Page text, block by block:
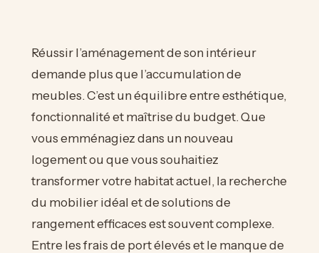
Réussir l’aménagement de son intérieur
demande plus que l’accumulation de
meubles. C’est un équilibre entre esthétique,
fonctionnalité et maîtrise du budget. Que
vous emménagiez dans un nouveau
logement ou que vous souhaitiez
transformer votre habitat actuel, la recherche
du mobilier idéal et de solutions de
rangement efficaces est souvent complexe.
Entre les frais de port élevés et le manque de